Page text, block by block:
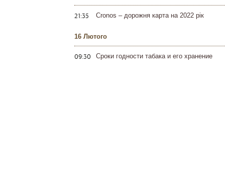
21:35 Cronos – дорожня карта на 2022 рік
16 Лютого
09:30 Сроки годности табака и его хранение